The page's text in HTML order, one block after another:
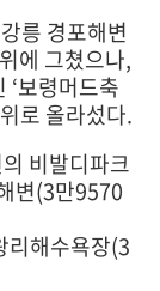
릉 경포해변
에 그쳤으나,
‘보령머드축
로 올라섰다.
비발디파크
변(3만9570
리해수욕장(3